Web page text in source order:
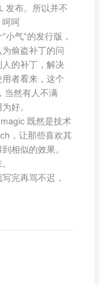
发布。所以并不
呵呵
气”的发行版，
偷盗补丁的问
的补丁，解决
者看来，这个
当然有人不满
好。
既然是技术
，让那些喜欢其
相似的效果。
完再骂不迟，